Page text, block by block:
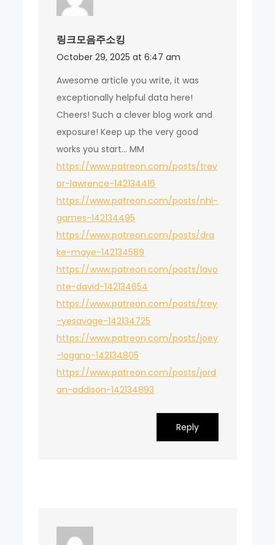
링크모음주소킹
October 29, 2025 at 6:47 am
Awesome article you write, it was
exceptionally helpful data here!
Cheers! Such a clever blog work and
exposure! Keep up the very good
works you start… MM
https://www.patreon.com/posts/trev
or-lawrence-142134416
https://www.patreon.com/posts/nhl-
games-142134495
https://www.patreon.com/posts/dra
ke-maye-142134589
https://www.patreon.com/posts/lavo
nte-david-142134654
https://www.patreon.com/posts/trey
-yesavage-142134725
https://www.patreon.com/posts/joey
-logano-142134805
https://www.patreon.com/posts/jord
an-addison-142134893
Reply